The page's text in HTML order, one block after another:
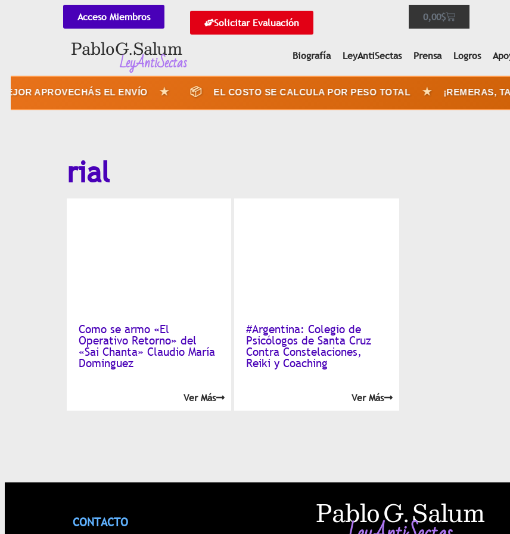
Acceso Miembros Solicitar Evaluación 0,00$
Pablo G. Salum
LeyAntiSectas Biografía LeyAntiSectas Prensa Logros
APROVECHÁS EL ENVÍO 📦 EL COSTO SE CALCULA POR PESO TOTAL ¡REMERAS,
rial
Como se armo «El
Operativo Retorno» del
«Sai Chanta» Claudio María
Dominguez
Ver Más
#Argentina: Colegio de
Psicólogos de Santa Cruz
Contra Constelaciones,
Reiki y Coaching
Ver Más
CONTACTO Pablo G. Salum